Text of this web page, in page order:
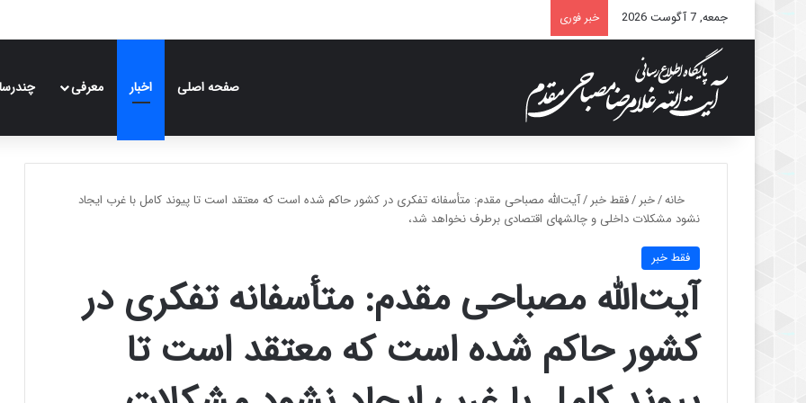
جمعه, 7 آگوست 2026 خبر فوری
صفحه اصلی اخبار معرفی
خانه/خبر /فقط خبر /آیت‌الله مصباحی مقدم: متأسفانه تفکری در کشور حاکم شده است که معتقد است تا پیوند کامل با غرب ایجاد
نشود مشکلات داخلی و چالشهای اقتصادی برطرف نخواهد شد،
فقط خبر
آیت‌الله مصباحی مقدم: متأسفانه تفکری در
کشور حاکم شده است که معتقد است تا